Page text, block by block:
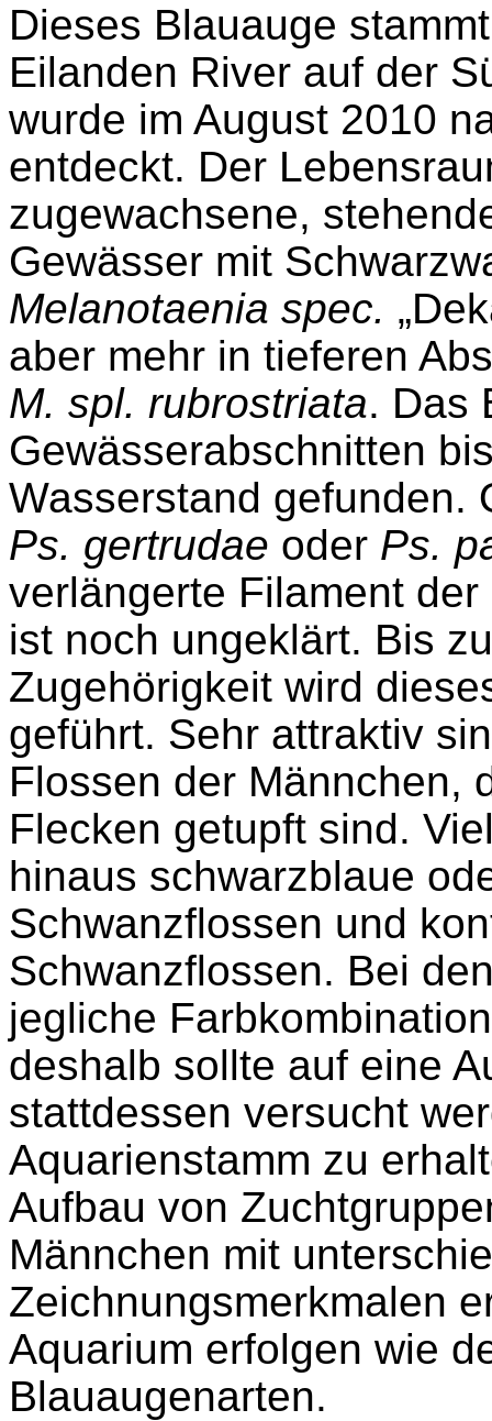
Dieses Blauauge
Eilanden River auf der
wurde im August 2010
entdeckt. Der
zugewachsene,
Gewässer mit
Melanotaenia spec. „
aber mehr in tieferen
M. spl. rubrostriata. Das
Gewässerabschnitten
Wasserstand gefunden.
Ps. gertrudae oder Ps.
verlängerte Filament
ist noch ungeklärt. Bis
Zugehörigkeit wird
geführt. Sehr attraktiv
Flossen der Männchen,
Flecken getupft sind.
hinaus schwarzblaue
Schwanzflossen und
Schwanzflossen. Bei
jegliche
deshalb sollte auf eine
stattdessen versucht
Aquarienstamm zu
Aufbau von
Männchen mit
Zeichnungsmerkmalen
Aquarium erfolgen wie
Blauaugenarten.